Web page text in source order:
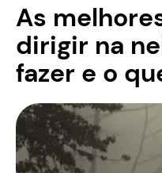
As
dirigir na
fazer e o